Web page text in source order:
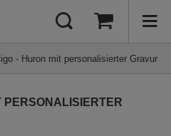
- Huron mit personalisierter Gravur
PERSONALISIERTER